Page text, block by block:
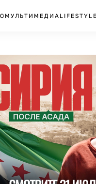
МУЛЬТИМЕДИА LIFESTYLE